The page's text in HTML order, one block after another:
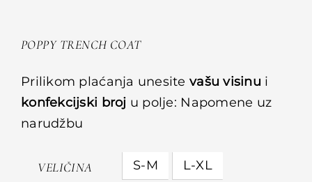
POPPY TRENCH COAT
Prilikom plaćanja unesitevašu visinu i
konfekcijski broj u polje: Napomene uz
narudžbu
VELIČINA S-M L-XL